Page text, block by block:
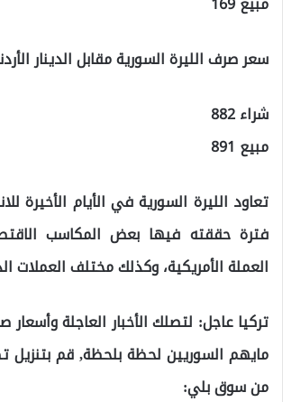
سعر صرف الليرة السورية مقابل الدينار
شراء 882
مبيع 891
تعاود الليرة السورية في الأيام الأخيرة
فترة حققته فيها بعض المكاسب
العملة الأمريكية، وكذلك مختلف العملات
تركيا عاجل: لتصلك الأخبار العاجلة
مايهم السوريين لحظة بلحظة, قم بتنزيل
من سوق بلي: